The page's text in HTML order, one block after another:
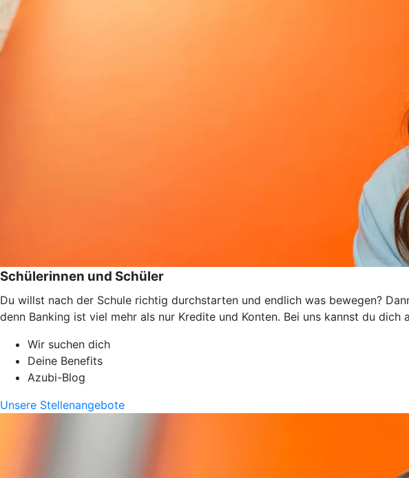
Schülerinnen und Schüler
Du willst nach der Schule richtig durchstarten und endlich was bewegen?
denn Banking ist viel mehr als nur Kredite und Konten. Bei uns kannst du
Wir suchen dich
Deine Benefits
Azubi-Blog
Unsere Stellenangebote